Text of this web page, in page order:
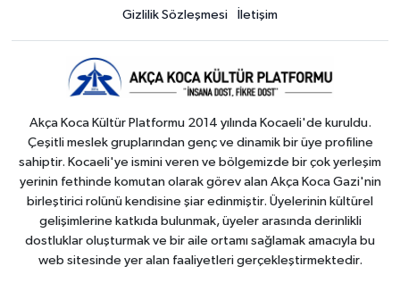
Gizlilik Sözleşmesi İletişim
Akça Koca Kültür Platformu 2014 yılında Kocaeli'de kuruldu.
Çeşitli meslek gruplarından genç ve dinamik bir üye profiline
sahiptir. Kocaeli'ye ismini veren ve bölgemizde bir çok yerleşim
yerinin fethinde komutan olarak görev alan Akça Koca Gazi'nin
birleştirici rolünü kendisine şiar edinmiştir. Üyelerinin kültürel
gelişimlerine katkıda bulunmak, üyeler arasında derinlikli
dostluklar oluşturmak ve bir aile ortamı sağlamak amacıyla bu
web sitesinde yer alan faaliyetleri gerçekleştirmektedir.